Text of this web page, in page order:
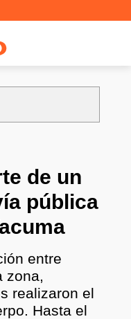
de un
pública
entre
zona,
realizaron el
Hasta el